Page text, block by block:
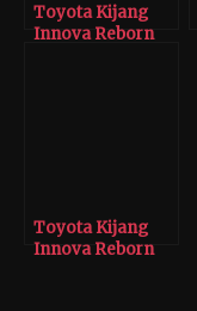
Toyota Kijang
Innova Reborn
Toyota Kijang
Innova Reborn